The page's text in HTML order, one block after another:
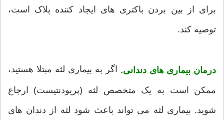
برای از بین بردن باکتری های ایجاد کننده پلاک است،
توصیه کند.
درمان بیماری های دندانی. اگر به بیماری لثه مبتلا هستید،
ممکن است به یک متخصص لثه (پریودنتیست) ارجاع
شوید. بیماری لثه می تواند باعث شود لثه از دندان های